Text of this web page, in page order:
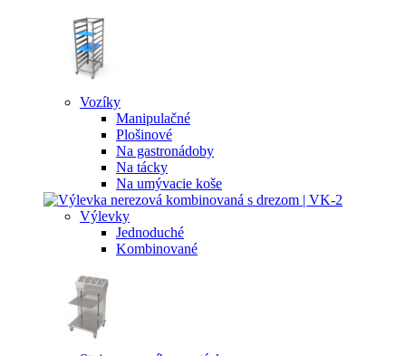
Vozíky
Manipulačné
Plošinové
Na gastronádoby
Na tácky
Na umývacie koše
Výlevky
Jednoduché
Kombinované